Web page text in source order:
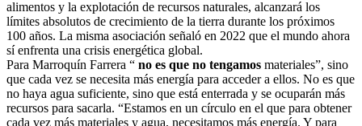
alimentos y la explotación de recursos naturales, alcanzará los
límites absolutos de crecimiento de la tierra durante los próximos
100 años. La misma asociación señaló en 2022 que el mundo ahora
sí enfrenta una crisis energética global.
Para Marroquín Farrera “ no es que no tengamos materiales”, sino
que cada vez se necesita más energía para acceder a ellos. No es que
no haya agua suficiente, sino que está enterrada y se ocuparán más
recursos para sacarla. “Estamos en un círculo en el que para obtener
cada vez más materiales y agua, necesitamos más energía. Y para